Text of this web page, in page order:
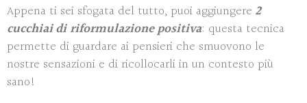
Appena ti sei sfogata del tutto, puoi aggiungere 2
cucchiai di riformulazione positiva: questa tecnica
permette di guardare ai pensieri che smuovono le
nostre sensazioni e di ricollocarli in un contesto più
sano!